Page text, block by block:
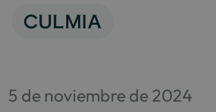
5 de noviembre de 2024